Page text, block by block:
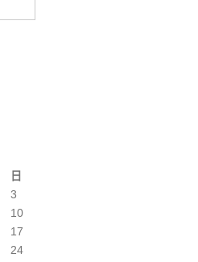
日
3
10
17
24